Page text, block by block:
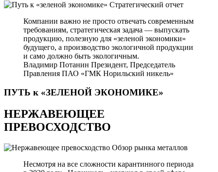
Стратегический отчет
Компании важно не просто отвечать современным
требованиям, стратегическая задача — выпускать
продукцию, полезную для «зеленой экономики»
будущего, а производство экологичной продукции
и само должно быть экологичным.
Владимир Потанин Президент, Председатель
Правления ПАО «ГМК Норильский никель»
ПУТЬ к «ЗЕЛЕНОЙ ЭКОНОМИКЕ»
НЕРЖАВЕЮЩЕЕ
ПРЕВОСХОДСТВО
Обзор рынка металлов
Несмотря на все сложности карантинного периода